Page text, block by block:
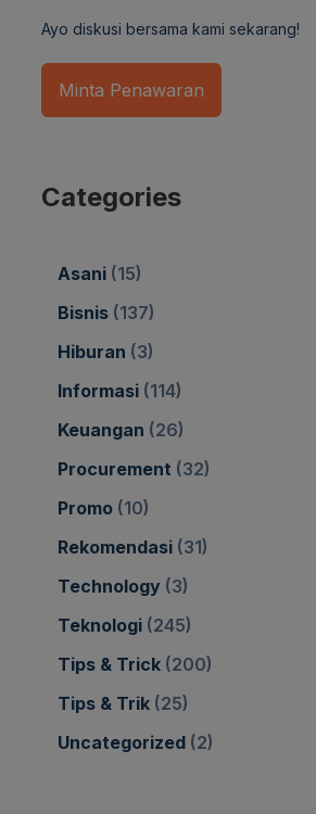
Ayo diskusi bersama kami sekarang!
Minta Penawaran
Categories
Asani (15)
Bisnis (137)
Hiburan (3)
Informasi (114)
Keuangan (26)
Procurement (32)
Promo (10)
Rekomendasi (31)
Technology (3)
Teknologi (245)
Tips & Trick (200)
Tips & Trik (25)
Uncategorized (2)